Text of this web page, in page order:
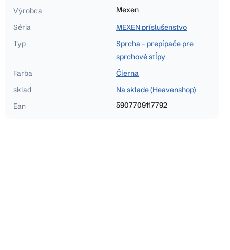
Výrobca
Mexen
Séria
MEXEN príslušenstvo
Typ
Sprcha - prepípače pre
sprchové stĺpy
Farba
Čierna
sklad
Na sklade (Heavenshop)
Ean
5907709117792